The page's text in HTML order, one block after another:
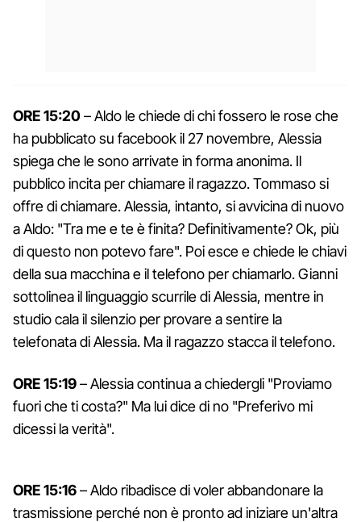
ORE 15:20– Aldo le chiede di chi fossero le rose che
ha pubblicato su facebook il 27 novembre, Alessia
spiega che le sono arrivate in forma anonima. Il
pubblico incita per chiamare il ragazzo. Tommaso si
offre di chiamare. Alessia, intanto, si avvicina di nuovo
a Aldo: "Tra me e te è finita? Definitivamente? Ok, più
di questo non potevo fare". Poi esce e chiede le chiavi
della sua macchina e il telefono per chiamarlo. Gianni
sottolinea il linguaggio scurrile di Alessia, mentre in
studio cala il silenzio per provare a sentire la
telefonata di Alessia. Ma il ragazzo stacca il telefono.
ORE 15:19– Alessia continua a chiedergli "Proviamo
fuori che ti costa?" Ma lui dice di no "Preferivo mi
dicessi la verità".
ORE 15:16– Aldo ribadisce di voler abbandonare la
trasmissione perché non è pronto ad iniziare un'altra